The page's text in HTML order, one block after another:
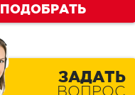
ПОДОБРАТЬ
ЗАДАТЬ
ВОПРОС